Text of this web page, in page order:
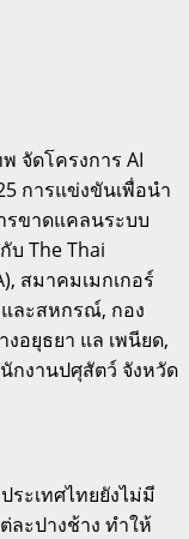
จัดโครงการ AI
การแข่งขันเพื่อนำ
ขาดแคลนระบบ
บ The Thai
สมาคมเมกเกอร์
และสหกรณ์, กอง
อยุธยา แล เพนียด,
กงานปศุสัตว์ จังหวัด
ระเทศไทยยังไม่มี
ละปางช้าง ทำให้